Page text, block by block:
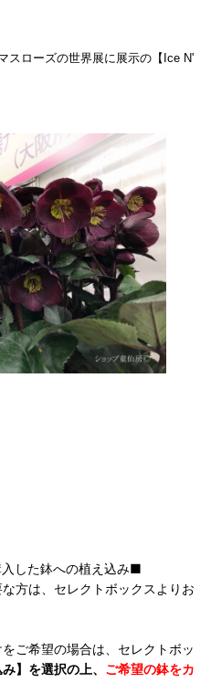
スローズの世界展に展示の【Ice N'
した鉢への植え込み■
方は、セレクトボックスよりお
ご希望の場合は、セレクトボッ
】を選択の上、 ご希望の鉢をカ